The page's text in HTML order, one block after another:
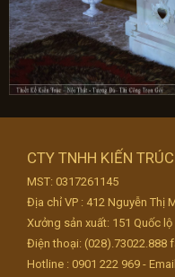
CTY TNHH KIẾN
MST: 0317261145
Địa chỉ VP : 412 Nguyễn Thị
Xưởng sản xuất: 151 Quốc
Điện thoại: (028).73022.888
Hotline : 0901 222 969 -